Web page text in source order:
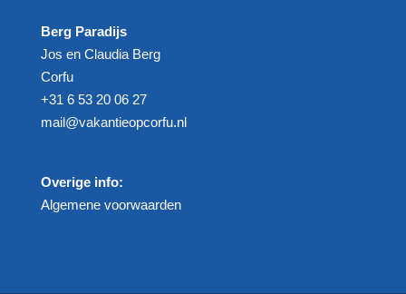
Berg Paradijs
Jos en Claudia Berg
Corfu
+31 6 53 20 06 27‬
mail@vakantieopcorfu.nl
Overige info:
Algemene voorwaarden